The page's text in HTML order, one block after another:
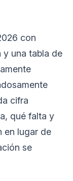
con
una tabla de
cifra
qué falta y
en lugar de
se